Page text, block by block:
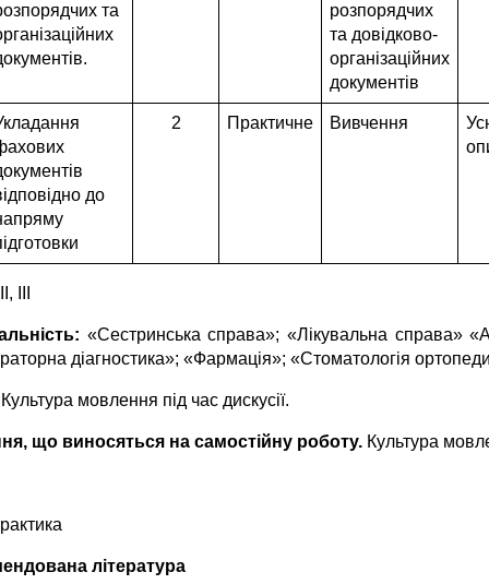
та
розпорядчих
та довідково-
організаційних
документів
до
2 Практичне Вивчення
ІІ, ІІІ
«Сестринська справа»; «Лікувальна справа»
діагностика»; «Фармація»; «Стоматологія
мовлення під час дискусії.
що виносяться на самостійну роботу. Культура
література